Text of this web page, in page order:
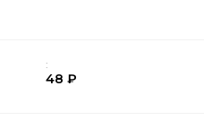
:
48 ₽